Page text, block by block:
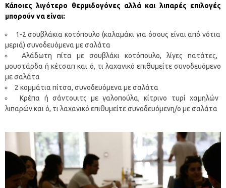
Κάποιες λιγότερο θερμιδογόνες αλλά και λιπαρές επιλογές
μπορούν να είναι:
1-2 σουβλάκια κοτόπουλο (καλαμάκι για όσους είναι από νότια
μεριά) συνοδευόμενα με σαλάτα
Αλάδωτη πίτα με σουβλάκι κοτόπουλο, λίγες πατάτες,
μουστάρδα ή κέτσαπ και ό, τι λαχανικό επιθυμείτε συνοδευόμενο
με σαλάτα
2 κομμάτια πίτσα, συνοδευόμενα με σαλάτα
Κρέπα ή σάντουιτς με γαλοπούλα, κίτρινο τυρί χαμηλών
λιπαρών και ό, τι λαχανικό επιθυμείτε συνοδευόμενη/ο με σαλάτα